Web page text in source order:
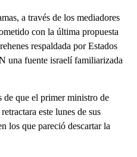
a través de los mediadores
con la última propuesta
respaldada por Estados
una fuente israelí familiarizada
de que el primer ministro de
este lunes de sus
los que pareció descartar la